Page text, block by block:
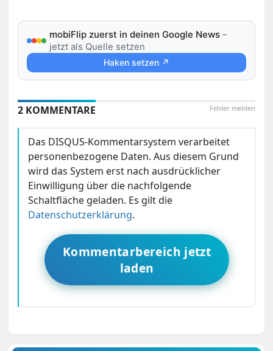
mobiFlip zuerst in deinen Google News –
jetzt als Quelle setzen
Haken setzen ↗
Fehler melden
2 KOMMENTARE
Das DISQUS-Kommentarsystem verarbeitet
personenbezogene Daten. Aus diesem Grund
wird das System erst nach ausdrücklicher
Einwilligung über die nachfolgende
Schaltfläche geladen. Es gilt die
Datenschutzerklärung.
Kommentarbereich jetzt
laden